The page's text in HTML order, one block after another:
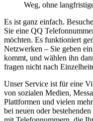
Weg, ohne
Es ist ganz einfach.
Sie eine QQ
möchten. Es funktioniert
Netzwerken – Sie geben
kommt, und wählen ihn
fragen nicht nach
Unser Service ist für eine
von sozialen Medien,
Plattformen und vielen
bei neuen oder